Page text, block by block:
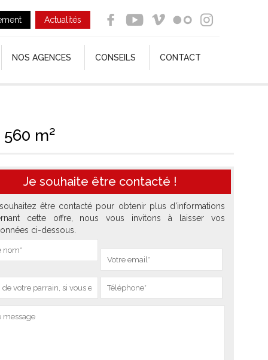
Actualités
NOS AGENCES CONSEILS CONTACT
m²
Je souhaite être contacté !
être contacté pour obtenir plus d'informations
cette offre, nous vous invitons à laisser vos
ci-dessous.